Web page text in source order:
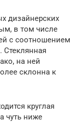
дизайнерских
в том числе
с соотношением
на ней
склонна к
круглая
чуть ниже